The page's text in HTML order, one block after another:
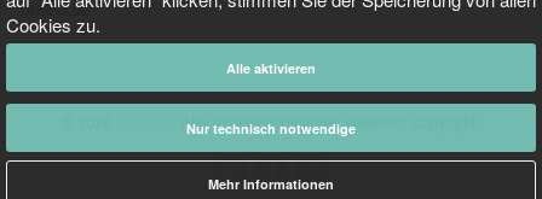
Cookies zu.
Alle aktivieren
Nur technisch notwendige
Mehr Informationen
TARIFO.DE
Alle Inhalte unterliegen unserem Copyright.